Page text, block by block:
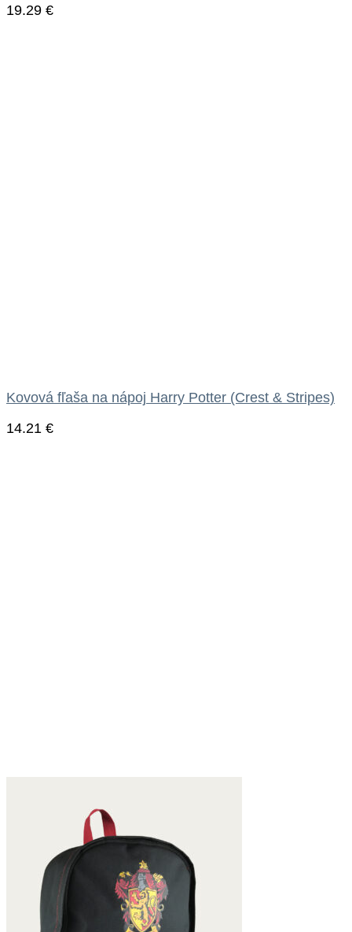
19.29 €
Kovová fľaša na nápoj Harry Potter (Crest & Stripes)
14.21 €